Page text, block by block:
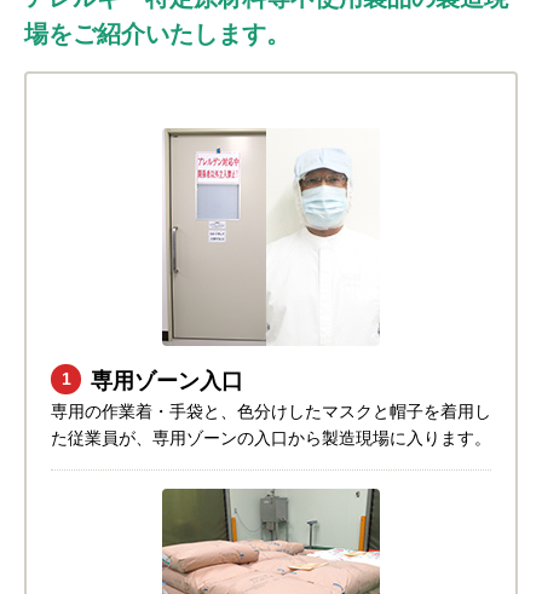
場をご紹介いたします。
1 専用ゾーン入口
専用の作業着・手袋と、色分けしたマスクと帽子を着用し
た従業員が、専用ゾーンの入口から製造現場に入ります。